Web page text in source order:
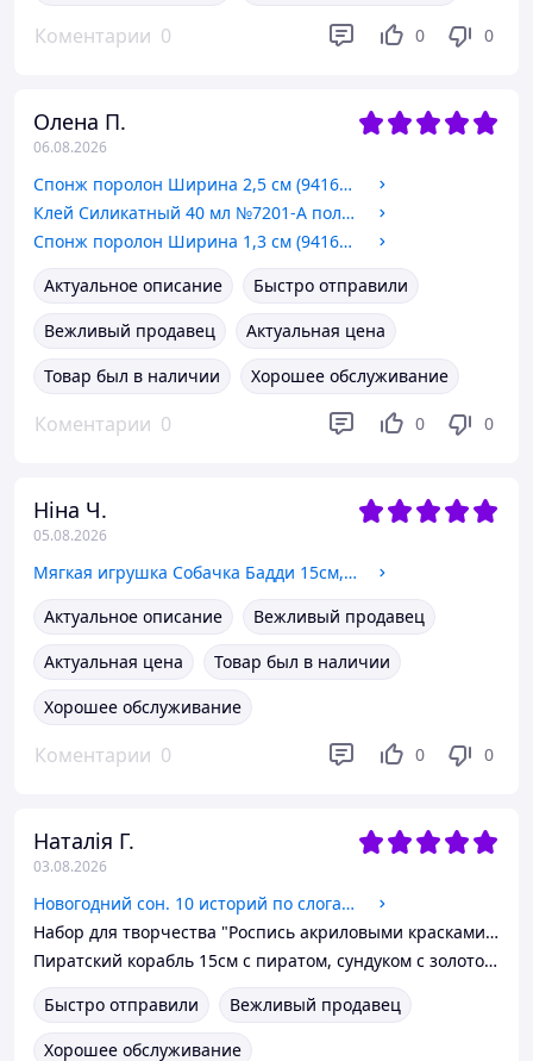
Коментарии 0 0 0
Олена П.
06.08.2026
Спонж поролон Ширина 2,5 см (94160661)
Клей Силикатный 40 мл №7201-А полимерный Axent Германия
Спонж поролон Ширина 1,3 см (94160669)
Актуальное описание
Быстро отправили
Вежливый продавец
Актуальная цена
Товар был в наличии
Хорошее обслуживание
Коментарии 0 0 0
Ніна Ч.
05.08.2026
Мягкая игрушка Собачка Бадди 15см, ходит, звук, на бат.
Актуальное описание
Вежливый продавец
Актуальная цена
Товар был в наличии
Хорошее обслуживание
Коментарии 0 0 0
Наталія Г.
03.08.2026
Новогодний сон. 10 историй по слогам (укр. язык) (С271035У) Ранок
Набор для творчества "Роспись акриловыми красками "Новогодние игрушки - Щелкунчик" НГ-002/5 Умняшка
Пиратский корабль 15см с пиратом, сундуком с золотом, 2 вида (фигурка/краб), уп. 20*22*4см (108шт)
Быстро отправили
Вежливый продавец
Хорошее обслуживание